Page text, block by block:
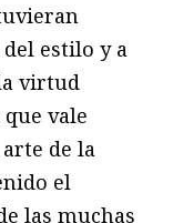
estilo y a
virtud
vale
de la
el
las muchas